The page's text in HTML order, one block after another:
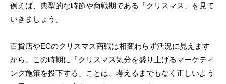
例えば、典型的な時節や商戦期である「クリスマス」を見て
いきましょう。
百貨店やECのクリスマス商戦は相変わらず活況に見えます
から、この時期に「クリスマス気分を盛り上げるマーケティ
ング施策を投下する」ことは、考えるまでもなく正しいよう